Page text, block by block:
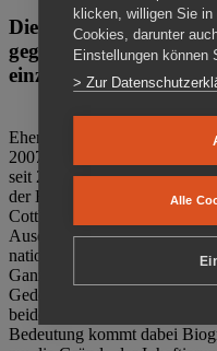
Die Gedenkstätte
gegen das Vergessen.
einzigartig.
Ehemalige politische
2007 den Verein
seit 2011 Eigentümer des
der Bautzener Straße und
Cottbus ist. Im Zentrum der
Auseinandersetzung mit
nationalsozialistischen
Ganzjährig zeigen mehrere
Gedenkstätte Zuchthaus
beiden deutschen Diktaturen
Bedeutung kommt dabei
klicken, willigen Sie in
Cookies, darunter
Einstellungen können
> Zur
Alle